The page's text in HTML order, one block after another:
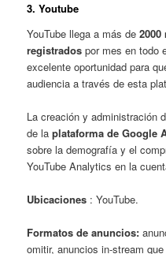
3.Youtube
YouTube llega a más de
registrados por mes en todo
excelente oportunidad para
audiencia a través de esta
La creación y administración
de laplataforma de Google
sobre la demografía y el
YouTube Analytics en la
Ubicaciones : YouTube.
Formatos de anuncios:
omitir, anuncios in-stream